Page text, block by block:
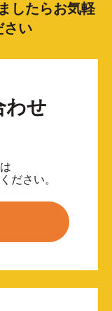
したらお気軽
さい
わせ
ださい。